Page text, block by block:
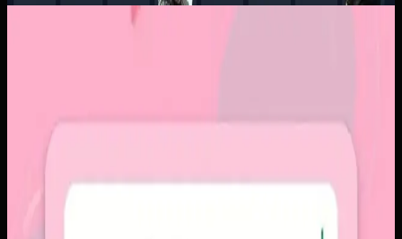
Sebelumnya
Platform sosial umum sering membuat momen personal
tenggelam di antara konten publik, iklan, dan tekanan
untuk selalu tampil sempurna. Pengguna membutuhkan